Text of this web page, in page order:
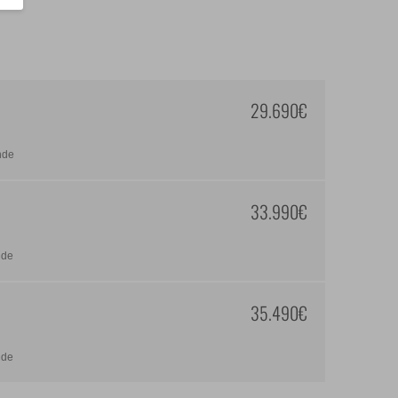
29.690€
33.990€
35.490€